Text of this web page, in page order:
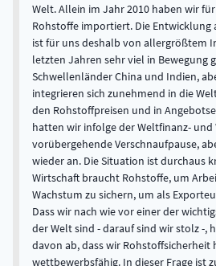
Welt. Allein im Jahr 2010 haben wir
Rohstoffe importiert. Die
ist für uns deshalb von allergrößtem
letzten Jahren sehr viel in Bewegung
Schwellenländer China und Indien,
integrieren sich zunehmend in die
den Rohstoffpreisen und in
hatten wir infolge der Weltfinanz-
vorübergehende Verschnaufpause,
wieder an. Die Situation ist durchaus
Wirtschaft braucht Rohstoffe, um
Wachstum zu sichern, um als
Dass wir nach wie vor einer der
der Welt sind - darauf sind wir stolz -,
davon ab, dass wir
wettbewerbsfähig. In dieser Frage ist